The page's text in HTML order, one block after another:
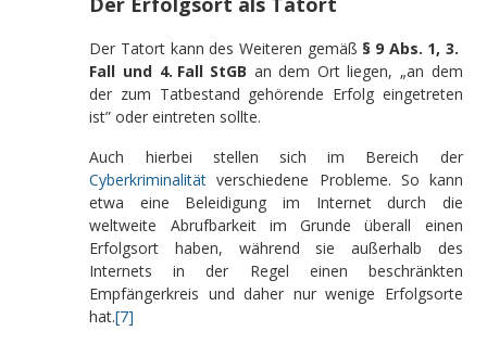
Der Tatort kann des Weiteren gemäß § 9 Abs. 1, 3.
Fall und 4. Fall StGB an dem Ort liegen, „an dem
der zum Tatbestand gehörende Erfolg eingetreten
ist” oder eintreten sollte.
Auch hierbei stellen sich im Bereich der
Cyberkriminalität verschiedene Probleme. So kann
etwa eine Beleidigung im Internet durch die
weltweite Abrufbarkeit im Grunde überall einen
Erfolgsort haben, während sie außerhalb des
Internets in der Regel einen beschränkten
Empfängerkreis und daher nur wenige Erfolgsorte
hat.[7]